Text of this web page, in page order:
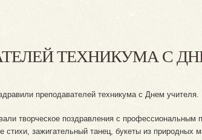
ТЕХНИКУМА С
преподавателей техникума с Днем учителя.
творческое поздравления с профессиональным
стихи, зажигательный танец, букеты из природных